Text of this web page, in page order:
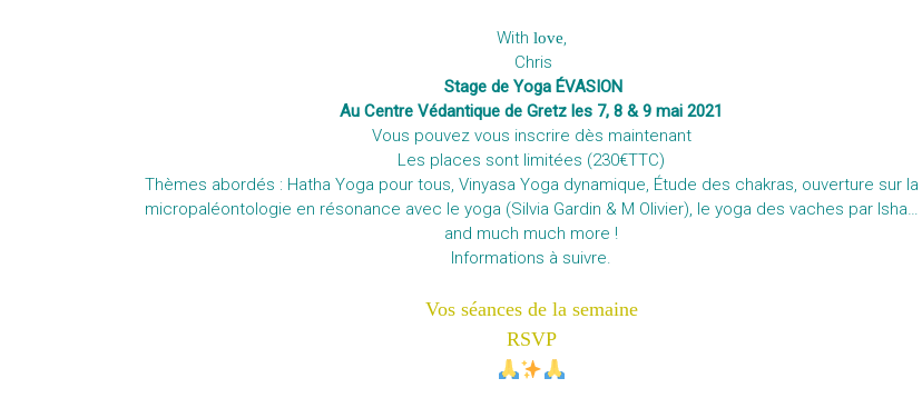
With love,
Chris
Stage de Yoga ÉVASION
Au Centre Védantique de Gretz les 7, 8 & 9 mai 2021
Vous pouvez vous inscrire dès maintenant
Les places sont limitées (230€TTC)
Thèmes abordés : Hatha Yoga pour tous, Vinyasa Yoga dynamique, Étude des chakras, ouverture sur la
micropaléontologie en résonance avec le yoga (Silvia Gardin & M Olivier), le yoga des vaches par Isha…
and much much more !
Informations à suivre.
Vos séances de la semaine
RSVP